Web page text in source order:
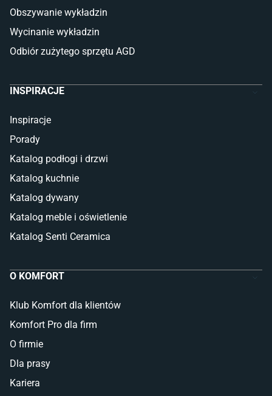
Glazura
Płytki marmurowe
Obszywanie wykładzin
Wycinanie wykładzin
Odbiór zużytego sprzętu AGD
INSPIRACJE
Inspiracje
Porady
Katalog podłogi i drzwi
Katalog kuchnie
Katalog dywany
Katalog meble i oświetlenie
Katalog Senti Ceramica
O KOMFORT
Klub Komfort dla klientów
Komfort Pro dla firm
O firmie
Dla prasy
Kariera